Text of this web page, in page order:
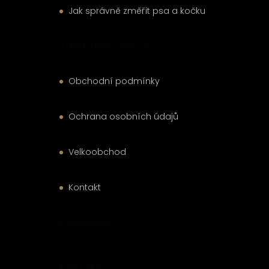
Jak správně změřit psa a kočku
Obchodní podmínky
Ochrana osobních údajů
Velkoobchod
Kontakt